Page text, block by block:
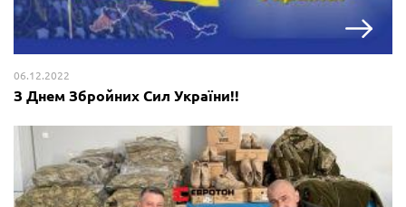
06.12.2022
З Днем Збройних Сил України!!